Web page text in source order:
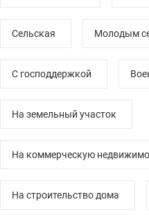
Сельская Молодым
С господдержкой
На земельный участок
На коммерческую
На строительство дома